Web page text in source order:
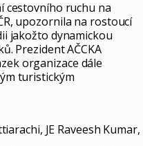
cestovního ruchu na
upozornila na rostoucí
jakožto dynamickou
Prezident AČCKA
organizace dále
turistickým
JE Raveesh